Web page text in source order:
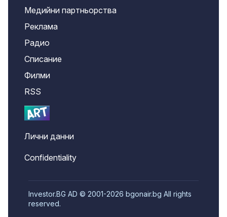
Медийни партньорства
Реклама
Радио
Списание
Филми
RSS
Лични данни
Confidentiality
Investor.BG AD © 2001-2026 bgonair.bg All rights
reserved.